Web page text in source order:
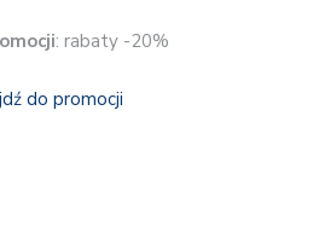
: rabaty -20%
do promocji